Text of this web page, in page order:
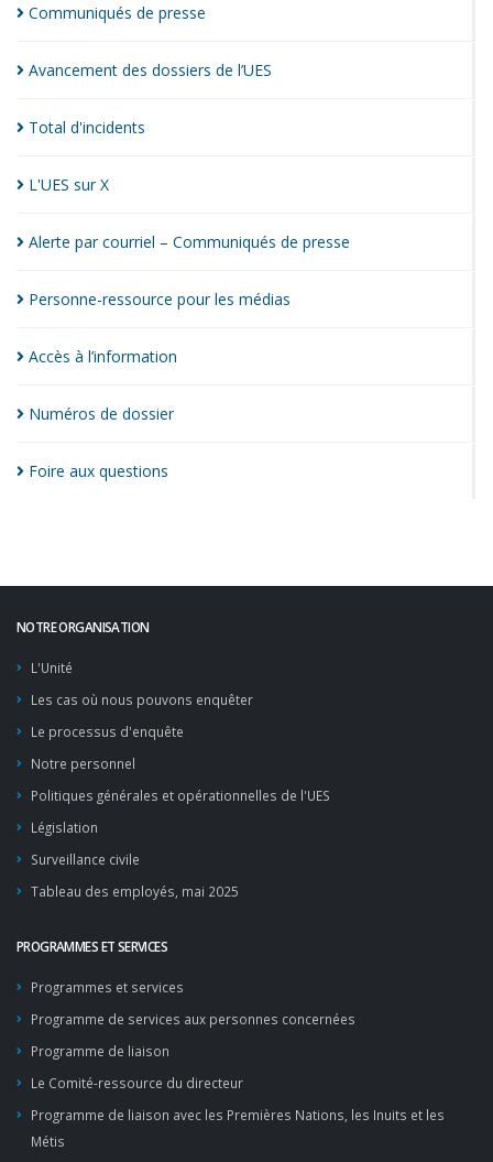
Communiqués de presse
Avancement des dossiers de l’UES
Total d'incidents
L'UES surX
Alerte par courriel – Communiqués de presse
Personne-ressource pour les médias
Accès à l’information
Numéros de dossier
Foire aux questions
NOTRE ORGANISATION
L'Unité
Les cas où nous pouvons enquêter
Le processus d'enquête
Notre personnel
Politiques générales et opérationnelles de l'UES
Législation
Surveillance civile
Tableau des employés, mai 2025
PROGRAMMES ET SERVICES
Programmes et services
Programme de services aux personnes concernées
Programme de liaison
Le Comité-ressource du directeur
Programme de liaison avec les Premières Nations, les Inuits et les
Métis